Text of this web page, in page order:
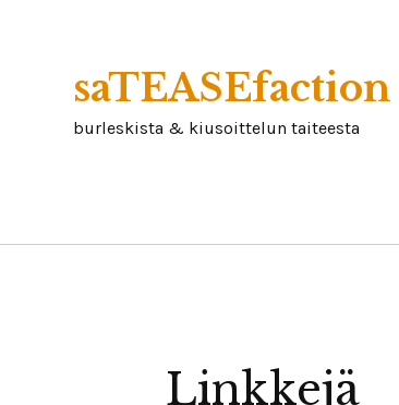
saTEASEfaction
burleskista & kiusoittelun taiteesta
Linkkejä